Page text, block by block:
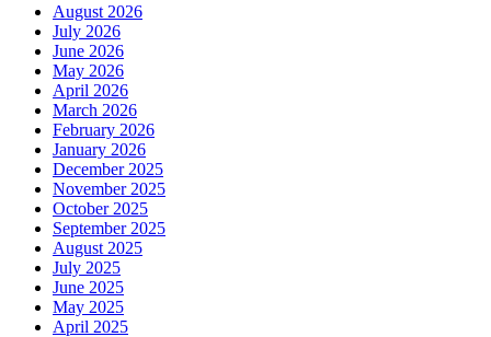
August 2026
July 2026
June 2026
May 2026
April 2026
March 2026
February 2026
January 2026
December 2025
November 2025
October 2025
September 2025
August 2025
July 2025
June 2025
May 2025
April 2025